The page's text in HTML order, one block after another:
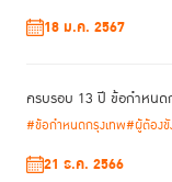
ปราศจากการเลือกปฏิบัติ
กฎเกณฑ์ต่าง ๆ สามารถ
ยั่งยืน
ประสิทธิภาพสูงสุดในการ
18 ม.ค. 2567
ครบรอบ 13 ปี ข้อกำหนด
#ข้อกำหนดกรุงเทพ#ผู้ต้อง
21 ธ.ค. 2566